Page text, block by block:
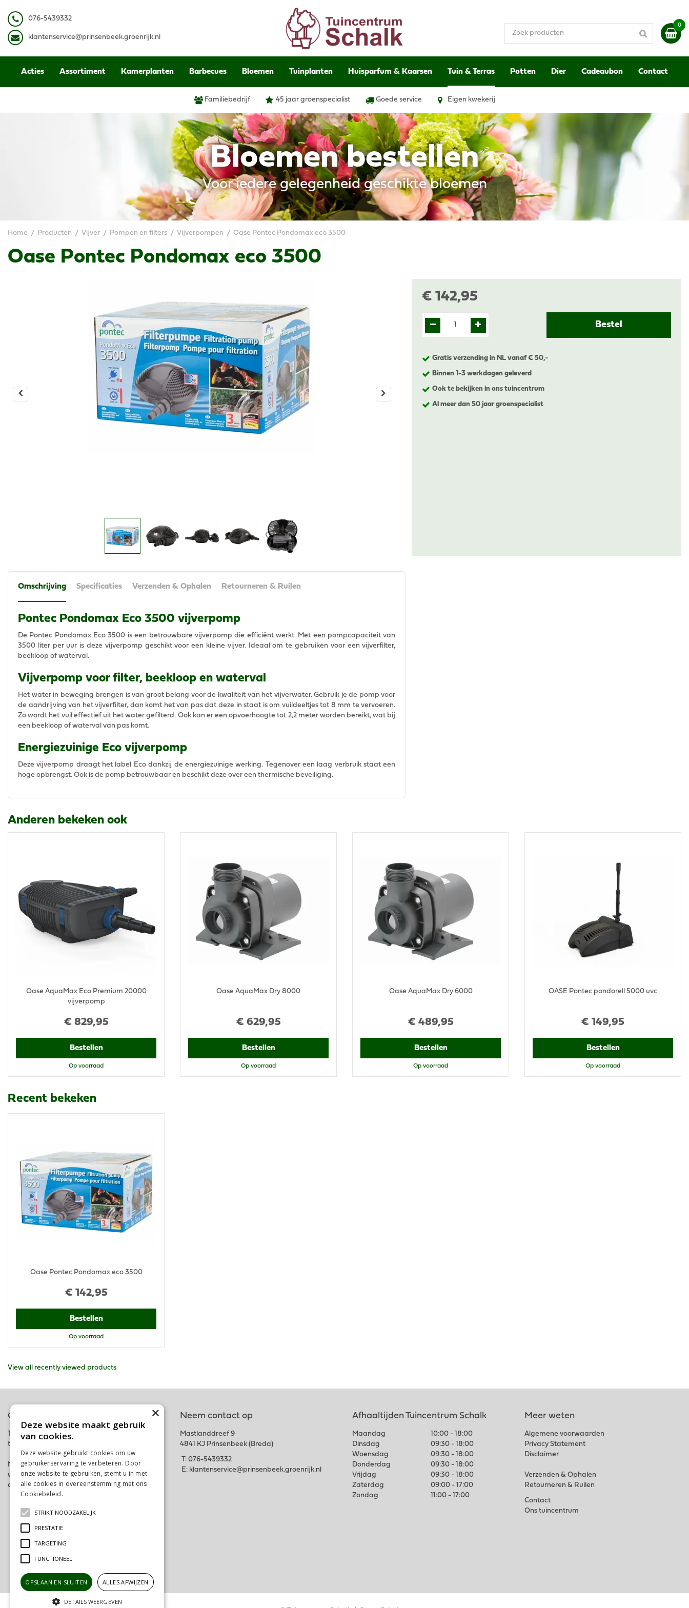
naar
content
Bloemen bestellen
Voor iedere gelegenheid geschikte bloemen
Home Producten Vijver Pompen en filters Vijverpompen Oase Pontec Pondomax eco 3500
076-5439332
k lantenservice@prinsenbeek.groenrijk.nl
Acties Assortiment Kamerplanten Barbecues Bloemen Tuinplanten Huisparfum & Kaarsen Tuin & Terras Potten Dier Cadeaubon Contact
Familiebedrijf 45 jaar groenspecialist Goede service Eigen kwekerij
Oase Pontec Pondomax eco 3500
€ 142,95
Gratis verzending in NL vanaf € 50,-
Binnen 1-3 werkdagen geleverd
Ook te bekijken in ons tuincentrum
Al meer dan 50 jaar groenspecialist
Omschrijving Specificaties Verzenden & Ophalen Retourneren & Ruilen
Pontec Pondomax Eco 3500 vijverpomp
De Pontec Pondomax Eco 3500 is een betrouwbare vijverpomp die efficiënt werkt. Met een pompcapaciteit van
3500 liter per uur is deze vijverpomp geschikt voor een kleine vijver. Ideaal om te gebruiken voor een vijverfilter,
beekloop of waterval.
Vijverpomp voor filter, beekloop en waterval
Het water in beweging brengen is van groot belang voor de kwaliteit van het vijverwater. Gebruik je de pomp voor
de aandrijving van het vijverfilter, dan komt het van pas dat deze in staat is om vuildeeltjes tot 8 mm te vervoeren.
Zo wordt het vuil effectief uit het water gefilterd. Ook kan er een opvoerhoogte tot 2,2 meter worden bereikt, wat bij
een beekloop of waterval van pas komt.
Energiezuinige Eco vijverpomp
Deze vijverpomp draagt het label Eco dankzij de energiezuinige werking. Tegenover een laag verbruik staat een
hoge opbrengst. Ook is de pomp betrouwbaar en beschikt deze over een thermische beveiliging.
Anderen bekeken ook
€ 829,95
Oase AquaMax Eco Premium 20000
vijverpomp
Bestellen
Op voorraad
€ 629,95
Oase AquaMax Dry 8000
Bestellen
Op voorraad
€ 489,95
Oase AquaMax Dry 6000
Bestellen
Op voorraad
€ 149,95
OASE Pontec pondorell 5000 uvc
Bestellen
Op voorraad
Recent bekeken
€ 142,95
Oase Pontec Pondomax eco 3500
Bestellen
Op voorraad
View all recently viewed products
Online tuincentrum
Tuincentrum Schalk is onderdeel van het fysieke
tuincentrum GroenRijk Schalk nabij Breda.
Met deze webshop hopen wij iedereen in zijn
wensen te kunnen voorzien. Bestel gemakkelijk
online of kom langs in ons tuincentrum. Tot snel!
Neem contact op
Mastlanddreef 9
4841 KJ Prinsenbeek (Breda)
T: 076-5439332
E: klantenservice@prinsenbeek.groenrijk.nl
Afhaaltijden Tuincentrum Schalk
Maandag
10:00 - 18:00
Dinsdag
09:30 - 18:00
Woensdag
09:30 - 18:00
Donderdag
09:30 - 18:00
Vrijdag
09:30 - 18:00
Zaterdag
09:00 - 17:00
Zondag
11:00 - 17:00
Meer weten
Algemene voorwaarden
Privacy Statement
Disclaimer
Verzenden & Ophalen
Retourneren & Ruilen
Contact
Ons tuincentrum
×
Deze website maakt gebruik
van cookies.
Deze website gebruikt cookies om uw
gebruikerservaring te verbeteren. Door
onze website te gebruiken, stemt u in met
alle cookies in overeenstemming met ons
Cookiebeleid.
STRIKT NOODZAKELIJK
PRESTATIE
TARGETING
FUNCTIONEEL
OPSLAAN EN SLUITEN ALLES AFWIJZEN
DETAILS WEERGEVEN